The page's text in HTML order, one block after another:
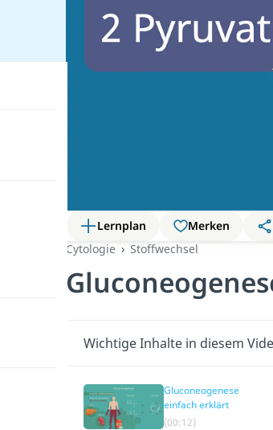
Lernplan Merken
Cytologie
Stoffwechsel
Wichtige Inhalte in diesem
Gluconeogenese
einfach erklärt
(00:12)